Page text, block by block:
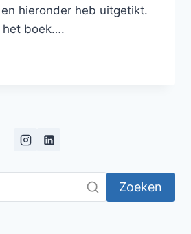
hieronder heb uitgetikt.
het boek….
Zoeken